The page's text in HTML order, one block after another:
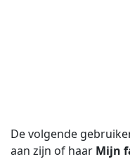
De volgende
aan zijn of haar Mijn